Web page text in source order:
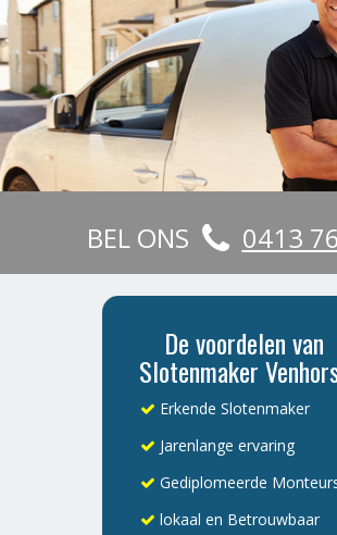
BEL ONS 0413
De voordelen van
Slotenmaker
Erkende Slotenmaker
Jarenlange ervaring
Gediplomeerde
lokaal en Betrouwbaar